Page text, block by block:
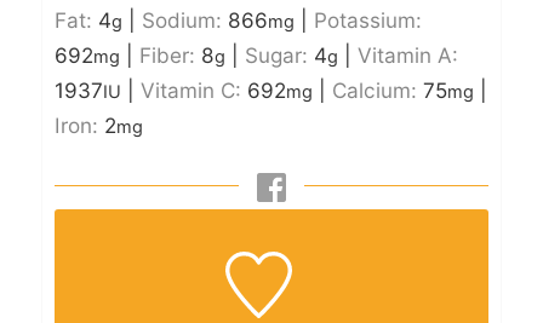
Fat: 4g Sodium: 866mg
Potassium:
692mg Fiber: 8g Sugar: 4g
Vitamin A:
1937IU Vitamin C: 692mg Calcium: 75mg
Iron: 2mg